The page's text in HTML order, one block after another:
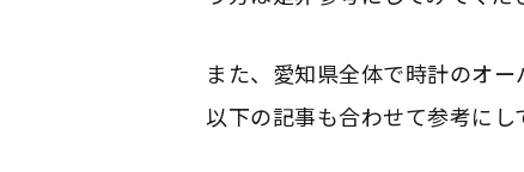
また、愛知県全体で時計のオー
以下の記事も合わせて参考にし